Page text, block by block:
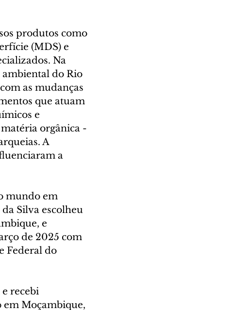
produtos como
(MDS) e
Na
ambiental do Rio
as mudanças
que atuam
e
orgânica -
A
a
mundo em
Silva escolheu
e
de 2025 com
Federal do
e recebi
em Moçambique,